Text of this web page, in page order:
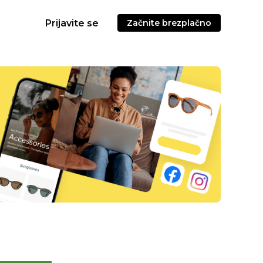
Prijavite se Začnite brezplačno